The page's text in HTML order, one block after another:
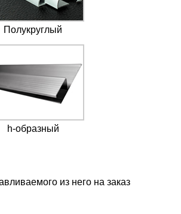
Полукруглый
h-образный
из него на заказ